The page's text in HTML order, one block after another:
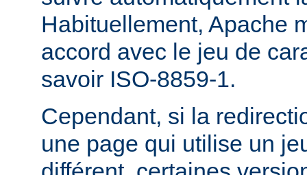
Habituellement, Apache
accord avec le jeu de
savoir ISO-8859-1.
Cependant, si la
une page qui utilise un